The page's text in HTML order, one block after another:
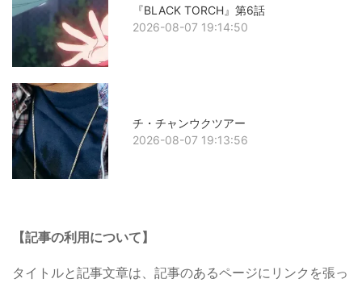
『BLACK TORCH』第6話
2026-08-07 19:14:50
チ・チャンウクツアー
2026-08-07 19:13:56
【記事の利用について】
タイトルと記事文章は、記事のあるページにリンクを張っ